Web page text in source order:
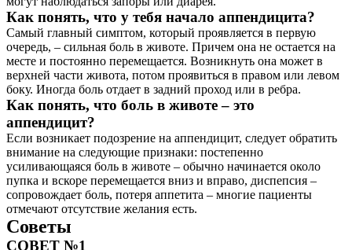
Как понять, что у тебя начало аппендицита?
Самый главный симптом, который проявляется в первую
очередь, – сильная боль в животе. Причем она не остается на
месте и постоянно перемещается. Возникнуть она может в
верхней части живота, потом проявиться в правом или левом
боку. Иногда боль отдает в задний проход или в ребра.
Как понять, что боль в животе – это
аппендицит?
Если возникает подозрение на аппендицит, следует обратить
внимание на следующие признаки: постепенно
усиливающаяся боль в животе – обычно начинается около
пупка и вскоре перемещается вниз и вправо, диспепсия –
сопровождает боль, потеря аппетита – многие пациенты
отмечают отсутствие желания есть.
Советы
СОВЕТ №1